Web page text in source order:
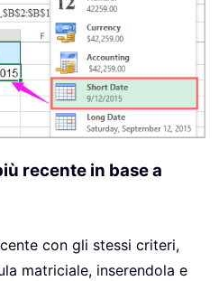
recente in base a
con gli stessi criteri,
matriciale, inserendola e